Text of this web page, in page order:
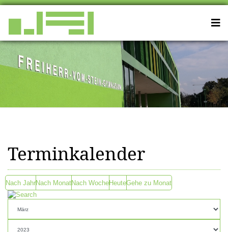
Terminkalender
Nach JahrNach MonatNach WocheHeuteGehe zu Monat